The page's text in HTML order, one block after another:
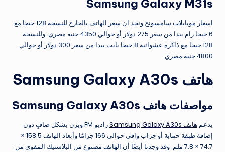
Samsung Galaxy M31s
اسعار موبايلات سامسونج ونجد ان سعر الهاتف بالخارج للنسخة 128 جيجا مع
6 جيجا رام يبدا من سعر 275 دولار أو حوالي 4350 جنيه مصري. وللنسخة
128 جيجا مع ذاكرة عشوائية 8 جيجا بايت يبدا من سعر 300 دولار أو حوالي
4800 جنيه مصري.
هاتف Samsung Galaxy A30s
مواصفات هاتف Samsung Galaxy A30s
يدعم هاتف Samsung Galaxy A30s
راديو FM ويزن بشكل صافٍ دون
إضافة طبقة حماية أو جراب واقي حوالي 166 جرامًا وأبعاد الهاتف 158.5 ×
74.7 × 7.8 ملم. وقد وجدنا أيضًا أن الهاتف مصنوع من البلاستيك المقوى من